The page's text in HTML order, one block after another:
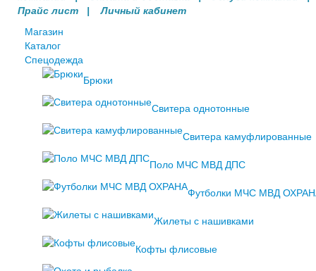
Прайс лист |Личный кабинет
Магазин
Каталог
Спецодежда
Брюки
Свитера однотонные
Свитера камуфлированные
Поло МЧС МВД ДПС
Футболки МЧС МВД
Жилеты с нашивками
Кофты флисовые